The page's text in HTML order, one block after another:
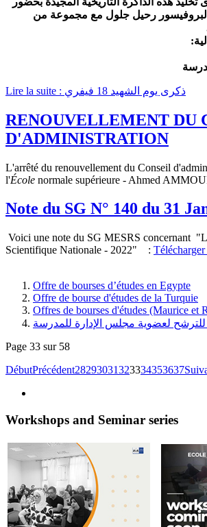
البروفيسور رحيل جلول مع مجموعة من
Lire la suite : ذكرى يوم الشهيد 18 فيفري
RENOUVELLEMENT DU
D'ADMINISTRATION
L'arrêté du renouvellement du Conseil
l'École normale supérieure - Ahmed
Note du SG N° 140 du 31
Voici une note du SG MESRS concernant
Scientifique Nationale - 2022" :
Offre de bourses d’études en Egypte
Offre de bourse d'études de la Turquie
Offres de bourses d'études (Maurice et
للترشح لعضوية مجلس الإدارة للمدرسة
Page 33 sur 58
DébutPrécédent28293031323334353637
Workshops and Seminar series